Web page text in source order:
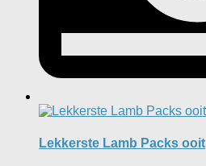
Lekkerste Lamb Packs ooit